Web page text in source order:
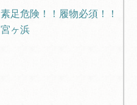
素足危険！！履物必須！！
宮ヶ浜